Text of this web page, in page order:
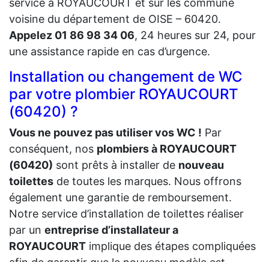
service à ROYAUCOURT et sur les commune
voisine du département de OISE – 60420.
Appelez 01 86 98 34 06, 24 heures sur 24, pour
une assistance rapide en cas d’urgence.
Installation ou changement de WC
par votre plombier ROYAUCOURT
(60420) ?
Vous ne pouvez pas utiliser vos WC ! Par
conséquent, nos plombiers à ROYAUCOURT
(60420) sont prêts à installer de nouveau
toilettes de toutes les marques. Nous offrons
également une garantie de remboursement.
Notre service d’installation de toilettes réaliser
par un entreprise d’installateur a
ROYAUCOURT implique des étapes compliquées